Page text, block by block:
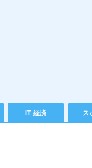
IT 経済 ス